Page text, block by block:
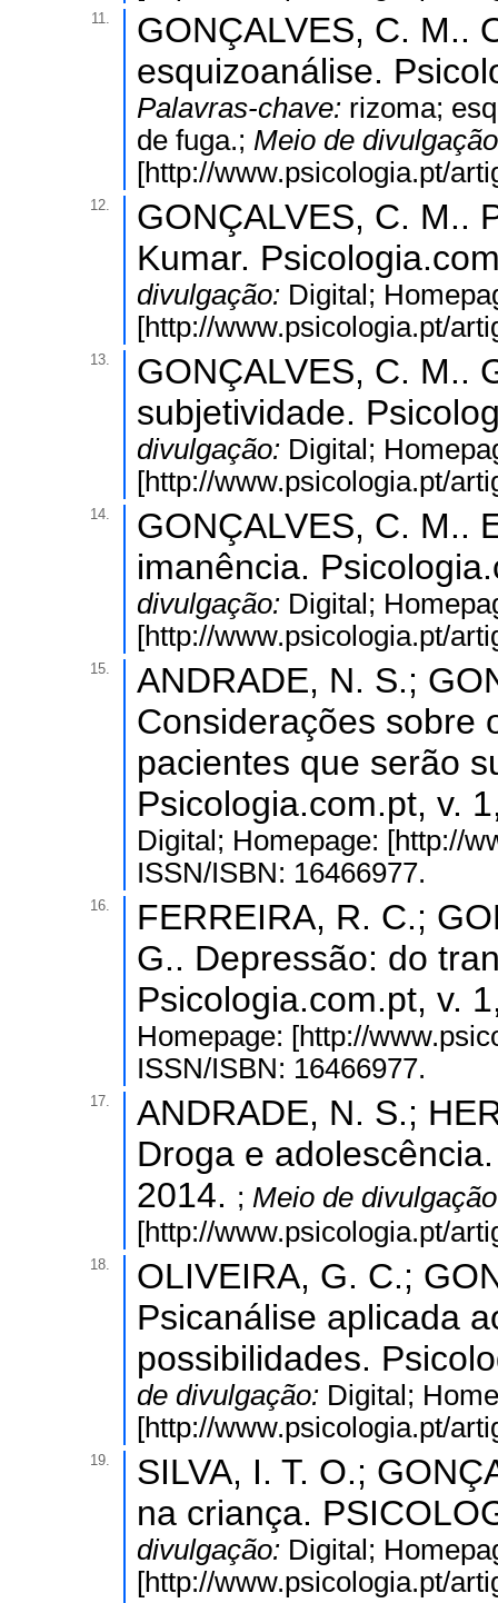
11.
GONÇALVES, C. M..
esquizoanálise.
Palavras-chave: rizoma;
de fuga.; Meio de
[http://www.psicologia.pt/
12.
GONÇALVES, C. M..
Kumar.
divulgação: Digital;
[http://www.psicologia.pt/
13.
GONÇALVES, C. M..
subjetividade.
divulgação: Digital;
[http://www.psicologia.pt/
14.
GONÇALVES, C. M..
imanência.
divulgação: Digital;
[http://www.psicologia.pt/
15.
ANDRADE, N. S.;
Considerações sobre
pacientes que serão
Psicologia.com.pt, v.
Digital; Homepage: [http://
ISSN/ISBN: 16466977.
16.
FERREIRA, R. C.;
G.. Depressão: do
Psicologia.com.pt, v.
Homepage: [http://
ISSN/ISBN: 16466977.
17.
ANDRADE, N. S.;
Droga e
2014. ; Meio de
[http://www.psicologia.pt/
18.
OLIVEIRA, G. C.;
Psicanálise aplicada
possibilidades.
de divulgação: Digital;
[http://www.psicologia.pt/
19.
SILVA, I. T. O.;
na criança.
divulgação: Digital;
[http://www.psicologia.pt/